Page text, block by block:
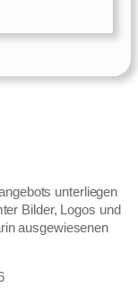
unterliegen
Bilder, Logos und
ausgewiesenen